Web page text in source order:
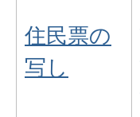
住民票の
写し